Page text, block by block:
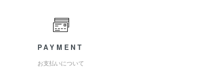
PAYMENT
お支払いについて